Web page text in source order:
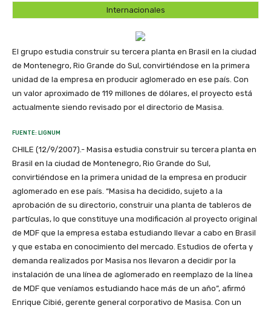
Internacionales
El grupo estudia construir su tercera planta en Brasil en la ciudad
de Montenegro, Rio Grande do Sul, convirtiéndose en la primera
unidad de la empresa en producir aglomerado en ese país. Con
un valor aproximado de 119 millones de dólares, el proyecto está
actualmente siendo revisado por el directorio de Masisa.
FUENTE: LIGNUM
CHILE (12/9/2007).- Masisa estudia construir su tercera planta en
Brasil en la ciudad de Montenegro, Rio Grande do Sul,
convirtiéndose en la primera unidad de la empresa en producir
aglomerado en ese país. “Masisa ha decidido, sujeto a la
aprobación de su directorio, construir una planta de tableros de
partículas, lo que constituye una modificación al proyecto original
de MDF que la empresa estaba estudiando llevar a cabo en Brasil
y que estaba en conocimiento del mercado. Estudios de oferta y
demanda realizados por Masisa nos llevaron a decidir por la
instalación de una línea de aglomerado en reemplazo de la línea
de MDF que veníamos estudiando hace más de un año”, afirmó
Enrique Cibié, gerente general corporativo de Masisa. Con un